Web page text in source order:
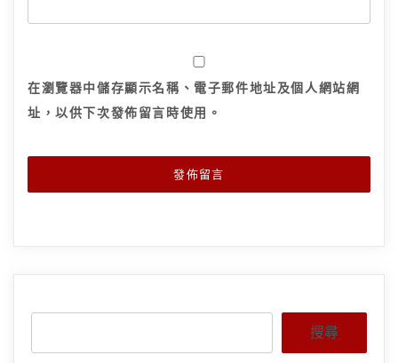
在瀏覽器中儲存顯示名稱、電子郵件地址及個人網站網
址，以供下次發佈留言時使用。
搜尋